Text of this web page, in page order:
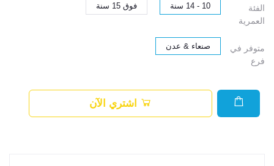
الفئة
العمرية
10 - 14 سنة فوق 15 سنة
متوفر في
فرع
صنعاء & عدن
اشتري الآن